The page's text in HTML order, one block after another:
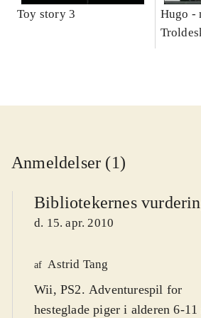
Toy story 3
Hugo -
Anmeldelser (1)
Bibliotekernes
d. 15. apr. 2010
af Astrid Tang
Wii, PS2. Adventurespil for
hesteglade piger i alderen 6-11